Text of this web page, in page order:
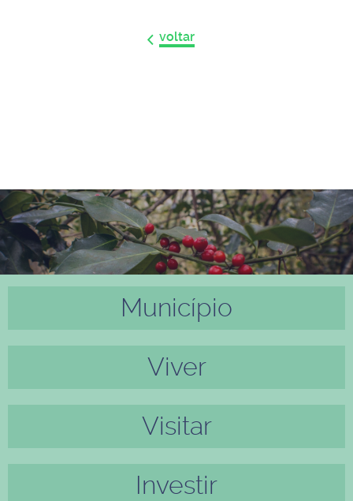
voltar
Município
Viver
Visitar
Investir